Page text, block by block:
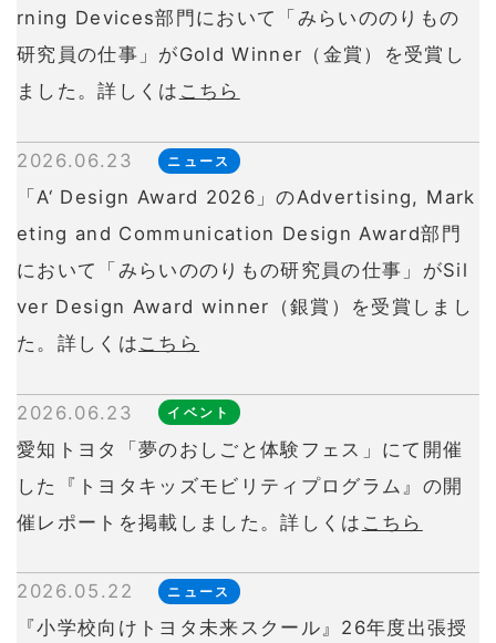
rning Devices部門において「みらいののりもの
研究員の仕事」がGold Winner（金賞）を受賞し
ました。詳しくは こちら
2026.06.23 ニュース
「A‘ Design Award 2026」のAdvertising, Mark
eting and Communication Design Award部門
において「みらいののりもの研究員の仕事」がSil
ver Design Award winner（銀賞）を受賞しまし
た。詳しくは こちら
2026.06.23 イベント
愛知トヨタ「夢のおしごと体験フェス」にて開催
した『トヨタキッズモビリティプログラム』の開
催レポートを掲載しました。詳しくは こちら
2026.05.22 ニュース
『小学校向けトヨタ未来スクール』26年度出張授